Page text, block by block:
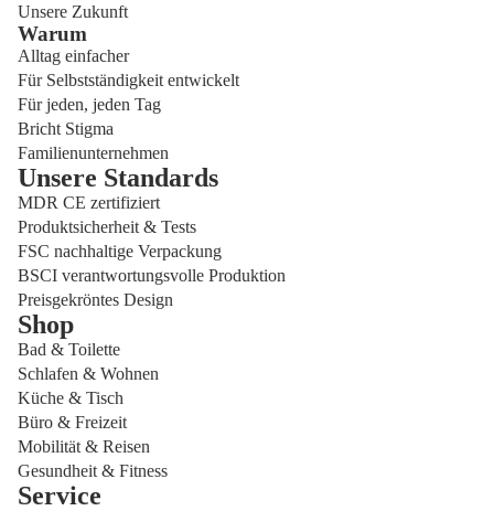
Unsere Zukunft
Warum
Alltag einfacher
Für Selbstständigkeit entwickelt
Für jeden, jeden Tag
Bricht Stigma
Familienunternehmen
Unsere Standards
MDR CE zertifiziert
Produktsicherheit & Tests
FSC nachhaltige Verpackung
BSCI verantwortungsvolle Produktion
Preisgekröntes Design
Shop
Bad & Toilette
Schlafen & Wohnen
Küche & Tisch
Büro & Freizeit
Mobilität & Reisen
Gesundheit & Fitness
Service